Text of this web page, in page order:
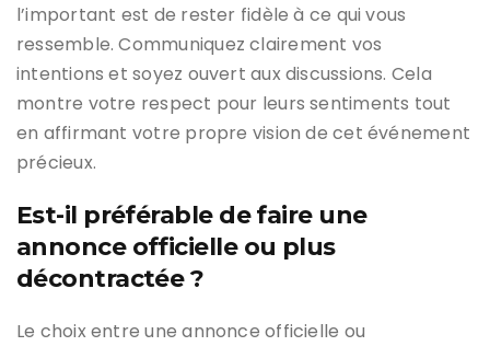
l’important est de rester fidèle à ce qui vous
ressemble. Communiquez clairement vos
intentions et soyez ouvert aux discussions. Cela
montre votre respect pour leurs sentiments tout
en affirmant votre propre vision de cet événement
précieux.
Est-il préférable de faire une
annonce officielle ou plus
décontractée ?
Le choix entre une annonce officielle ou